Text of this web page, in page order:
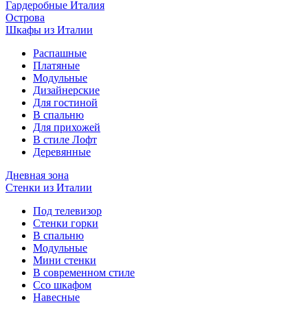
Гардеробные Италия
Острова
Шкафы из Италии
Распашные
Платяные
Модульные
Дизайнерские
Для гостиной
В спальню
Для прихожей
В стиле Лофт
Деревянные
Дневная зона
Стенки из Италии
Под телевизор
Стенки горки
В спальню
Модульные
Мини стенки
В современном стиле
Ссо шкафом
Навесные